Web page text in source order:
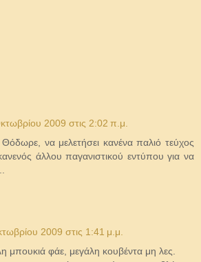
2009 στις 2:02 π.μ.
Θόδωρε, να μελετήσει κανένα παλιό τεύχος
άλλου παγανιστικού εντύπου για να
2009 στις 1:41 μ.μ.
μπουκιά φάε, μεγάλη κουβέντα μη λες.